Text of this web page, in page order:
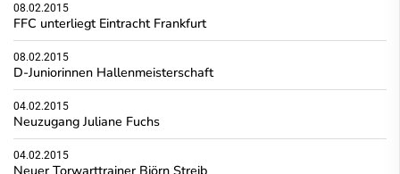
08.02.2015
FFC unterliegt Eintracht Frankfurt
08.02.2015
D-Juniorinnen Hallenmeisterschaft
04.02.2015
Neuzugang Juliane Fuchs
04.02.2015
Neuer Torwarttrainer Björn Streib